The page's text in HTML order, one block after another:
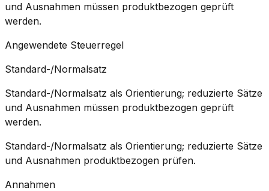
und Ausnahmen müssen produktbezogen geprüft
werden.
Angewendete Steuerregel
Standard-/Normalsatz
Standard-/Normalsatz als Orientierung; reduzierte Sätze
und Ausnahmen müssen produktbezogen geprüft
werden.
Standard-/Normalsatz als Orientierung; reduzierte Sätze
und Ausnahmen produktbezogen prüfen.
Annahmen